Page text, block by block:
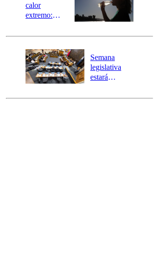
calor
extremo:
activa Alerta
Preventiva en
tres comunas
Semana
legislativa
estará
el fin de la